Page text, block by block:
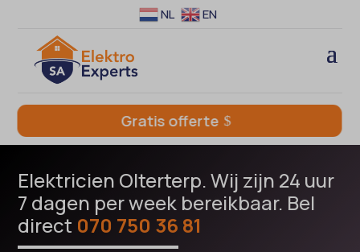
NL EN
Gratis offerte
Elektricien Olterterp. Wij zijn 24 uur
7 dagen per week bereikbaar. Bel
direct 070 750 36 81